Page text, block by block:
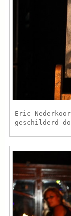
Eric
geschilderd